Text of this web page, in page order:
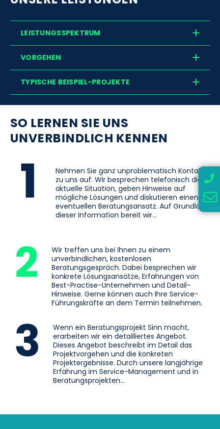
LEISTUNGSSPEKTRUM
VORGEHEN
TYPISCHE BEISPIEL-PROJEKTE
SO LERNEN SIE UNS
UNVERBINDLICH KENNEN
Nehmen Sie ganz unproblematisch Kontakt
zu uns auf. Wir besprechen telefonisch die
aktuelle Situation, geben Hinweise auf
mögliche Lösungen und diskutieren einen
eventuellen Beratungsansatz. Auf Grundlage
dieser Information bereit wir…
Wir treffen uns bei Ihnen zu einem
unverbindlichen, kostenlosen
Beratungsgespräch. Dabei besprechen wir
konkrete Lösungsansätze, Erfahrungen von
Best-Practise-Unternehmen und Detail-
Hinweise. Gerne können auch Ihre Service-
Führungskräfte an dem Termin teilnehmen.
Wenn ein Beratungsprojekt Sinn macht,
erarbeiten wir ein detailliertes Angebot.
Dieses Angebot beschreibt im Detail das
Projektvorgehen und die konkreten
Projektergebnisse. Durch unsere langjährige
Erfahrung im Service-Management und in
Beratungsprojekten…